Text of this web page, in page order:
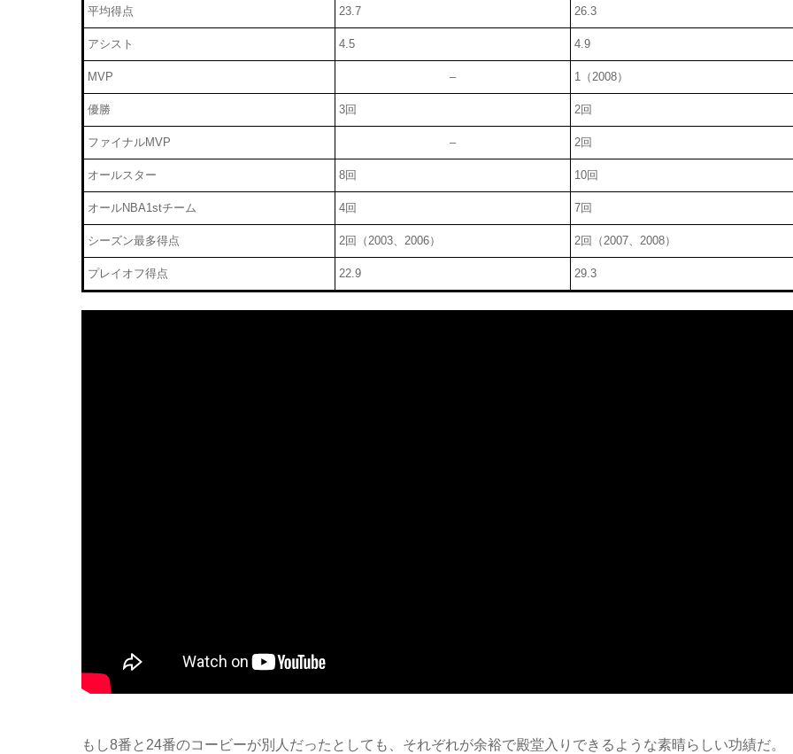
平均得点 23.7 26.3
アシスト 4.5 4.9
MVP – 1（2008）
優勝 3回 2回
ファイナルMVP – 2回
オールスター 8回 10回
オールNBA1stチーム 4回 7回
シーズン最多得点 2回（2003、2006） 2回（2007、2008）
プレイオフ得点 22.9 29.3
もし8番と24番のコービーが別人だったとしても、それぞれが余裕で殿堂入りできるような素晴らしい功績だ。